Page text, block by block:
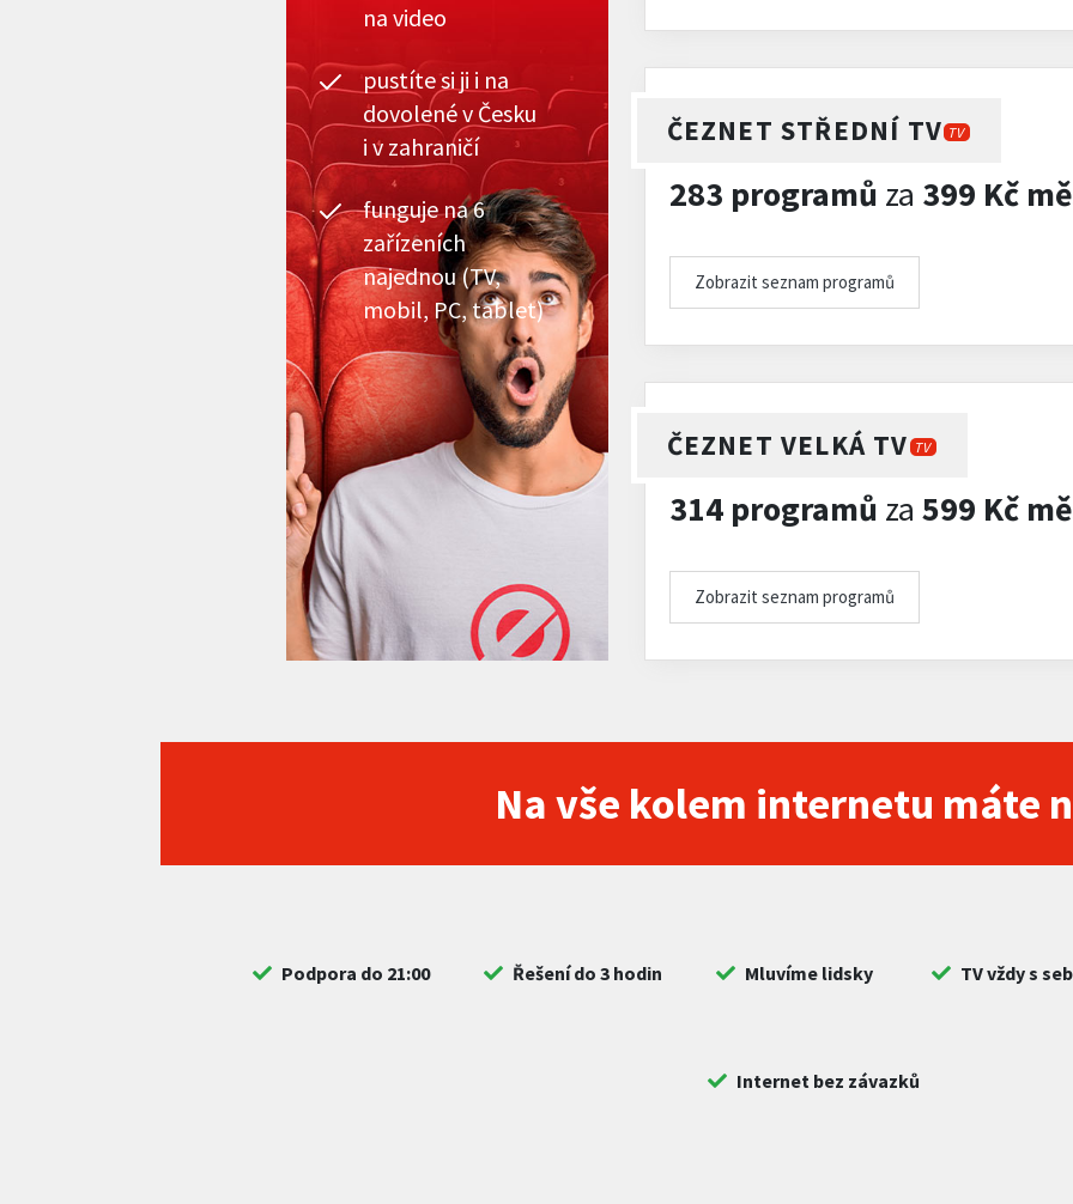
na video
pustíte si ji i na
dovolené v Česku
i v zahraničí
funguje na 6
zařízeních
najednou (TV,
mobil, PC, tablet)
ČEZNET STŘEDNÍ TV TV
283 programů za 399 Kč
Zobrazit seznam programů
ČEZNET VELKÁ TV TV
314 programů za 599 Kč
Zobrazit seznam programů
Na vše kolem internetu máte
Podpora do 21:00 Řešení do 3 hodin Mluvíme lidsky TV vždy s
Internet bez závazků